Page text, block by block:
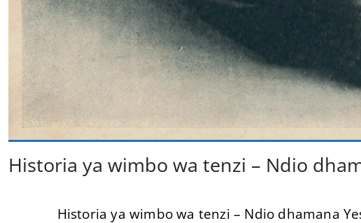
Historia ya wimbo wa tenzi – Ndio
Historia ya wimbo wa tenzi – Ndio dhamana